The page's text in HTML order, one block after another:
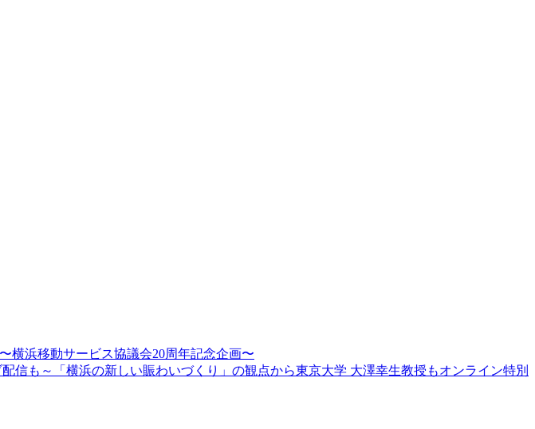
横浜移動サービス協議会20周年記念企画〜
信も～「横浜の新しい賑わいづくり」の観点から東京大学 大澤幸生教授もオンライン特別